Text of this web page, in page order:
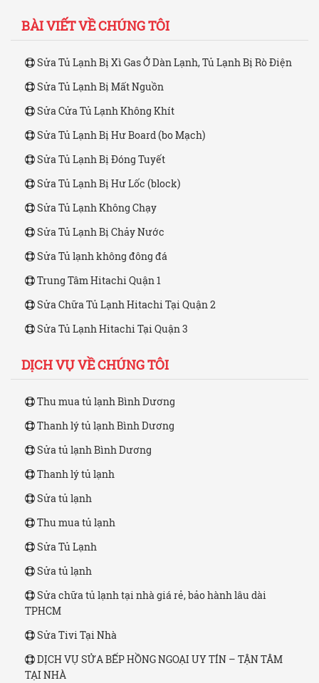
BÀI VIẾT VỀ CHÚNG TÔI
Sửa Tủ Lạnh Bị Xì Gas Ở Dàn Lạnh, Tủ Lạnh Bị Rò Điện
Sửa Tủ Lạnh Bị Mất Nguồn
Sửa Cửa Tủ Lạnh Không Khít
Sửa Tủ Lạnh Bị Hư Board (bo Mạch)
Sửa Tủ Lạnh Bị Đóng Tuyết
Sửa Tủ Lạnh Bị Hư Lốc (block)
Sửa Tủ Lạnh Không Chạy
Sửa Tủ Lạnh Bị Chảy Nước
Sửa Tủ lạnh không đông đá
Trung Tâm Hitachi Quận 1
Sửa Chữa Tủ Lạnh Hitachi Tại Quận 2
Sửa Tủ Lạnh Hitachi Tại Quận 3
DỊCH VỤ VỀ CHÚNG TÔI
Thu mua tủ lạnh Bình Dương
Thanh lý tủ lạnh Bình Dương
Sửa tủ lạnh Bình Dương
Thanh lý tủ lạnh
Sửa tủ lạnh
Thu mua tủ lạnh
Sửa Tủ Lạnh
Sửa tủ lạnh
Sửa chữa tủ lạnh tại nhà giá rẻ, bảo hành lâu dài
TPHCM
Sửa Tivi Tại Nhà
DỊCH VỤ SỬA BẾP HỒNG NGOẠI UY TÍN – TẬN TÂM
TẠI NHÀ